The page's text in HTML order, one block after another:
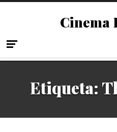
Cinema
Etiqueta: